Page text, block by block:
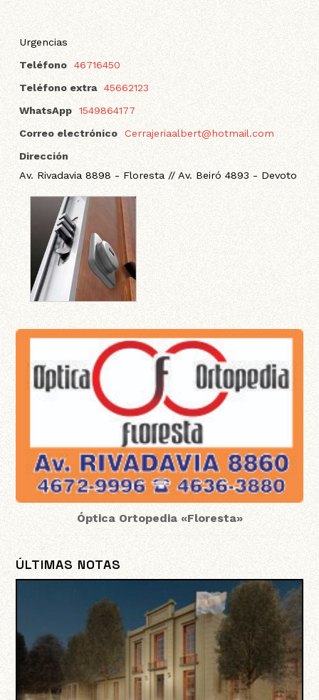
Urgencias
Teléfono
46716450
Teléfono extra
45662123
WhatsApp
1549864177
Correo electrónico
Cerrajeriaalbert@hotmail.com
Dirección
Av. Rivadavia 8898 - Floresta // Av. Beiró 4893 - Devoto
Óptica Ortopedia «Floresta»
ÚLTIMAS NOTAS